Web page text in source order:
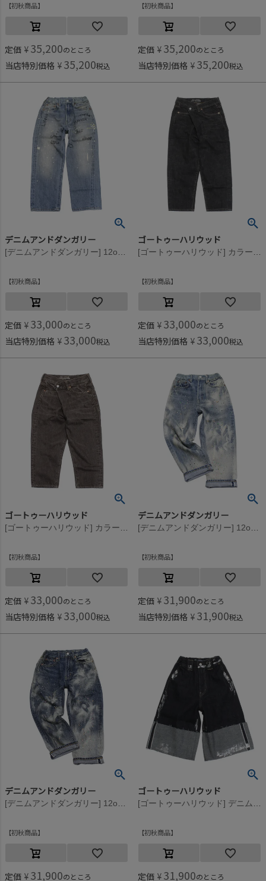
初秋商品
定価 ¥ 35,200のところ
当店特別価格 ¥ 35,200税込
初秋商品
定価 ¥ 35,200のところ
当店特別価格 ¥ 35,200税込
デニムアンドダンガリー
初秋商品
定価 ¥ 33,000のところ
当店特別価格 ¥ 33,000税込
ゴートゥーハリウッド
初秋商品
定価 ¥ 33,000のところ
当店特別価格 ¥ 33,000税込
ゴートゥーハリウッド
初秋商品
定価 ¥ 33,000のところ
当店特別価格 ¥ 33,000税込
デニムアンドダンガリー
初秋商品
定価 ¥ 31,900のところ
当店特別価格 ¥ 31,900税込
デニムアンドダンガリー
初秋商品
定価 ¥ 31,900のところ
ゴートゥーハリウッド
初秋商品
定価 ¥ 31,900のところ